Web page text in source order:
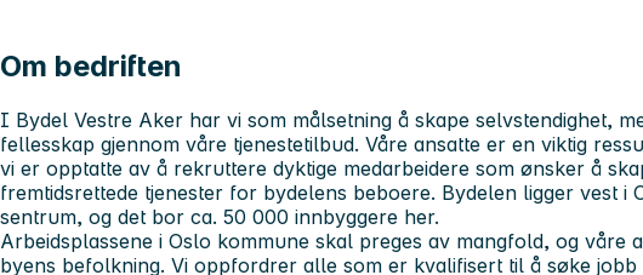
Om bedriften
I Bydel Vestre Aker har vi som målsetning å skape selvstendighet,
fellesskap gjennom våre tjenestetilbud. Våre ansatte er en viktig
vi er opptatte av å rekruttere dyktige medarbeidere som ønsker å
fremtidsrettede tjenester for bydelens beboere. Bydelen ligger vest i
sentrum, og det bor ca. 50 000 innbyggere her.
Arbeidsplassene i Oslo kommune skal preges av mangfold, og våre
byens befolkning. Vi oppfordrer alle som er kvalifisert til å søke jobb